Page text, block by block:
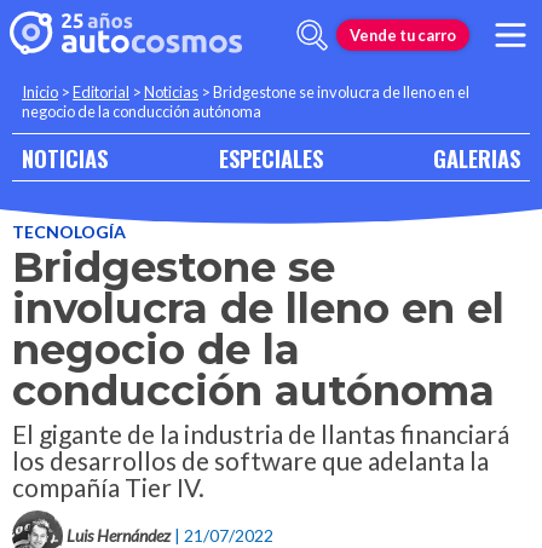
Vende tu carro
Inicio >Editorial >Noticias >Bridgestone se involucra de lleno en el
negocio de la conducción autónoma
NOTICIAS ESPECIALES GALERIAS
TECNOLOGÍA
Bridgestone se
involucra de lleno en el
negocio de la
conducción autónoma
El gigante de la industria de llantas financiará
los desarrollos de software que adelanta la
compañía Tier IV.
Luis Hernández | 21/07/2022